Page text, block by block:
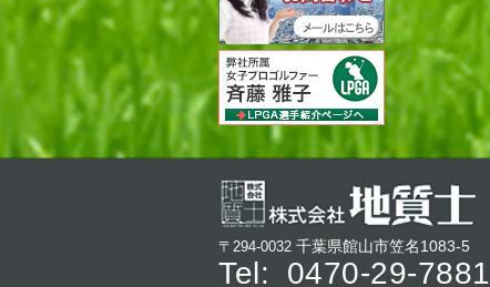
〒294-0032 千葉県館山市笠名1083-5
Tel: 0470-29-7881